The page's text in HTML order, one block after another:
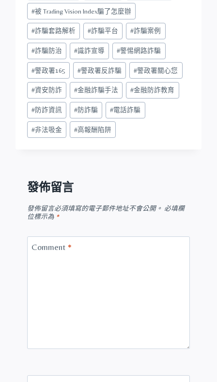
#被 Trading Vision Index騙了怎麼辦
#詐騙套路解析 #詐騙平台 #詐騙案例
#詐騙防治 #識詐宣導 #警惕網路詐騙
#警政署165 #警政署反詐騙 #警政署關心您
#資安防詐 #金融詐騙手法 #金融防詐教育
#防詐資訊 #防詐騙 #電話詐騙
#非法吸金 #高報酬陷阱
發佈留言
發佈留言必須填寫的電子郵件地址不會公開。 必填欄
位標示為 *
Comment *